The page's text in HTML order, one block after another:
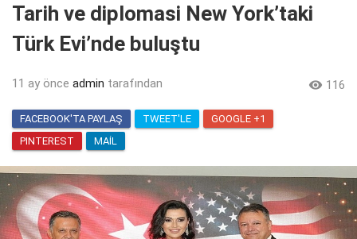
Tarih ve diplomasi New York’taki
Türk Evi’nde buluştu
11 ay önce admin tarafından  116
FACEBOOK'TA PAYLAŞ TWEET'LE
GOOGLE +1
PINTEREST
MAIL